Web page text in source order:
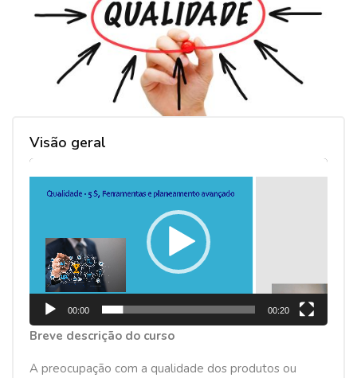
Visão geral
u
o
00:00 00:20
Breve descrição do curso
A preocupação com a qualidade dos produtos ou